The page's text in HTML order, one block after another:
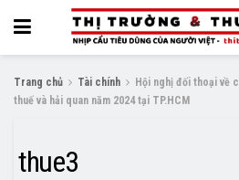
Trang chủ Tài chính
Hội nghị đối thoại về
thuế và hải quan năm 2024 tại TP.HCM
thue3